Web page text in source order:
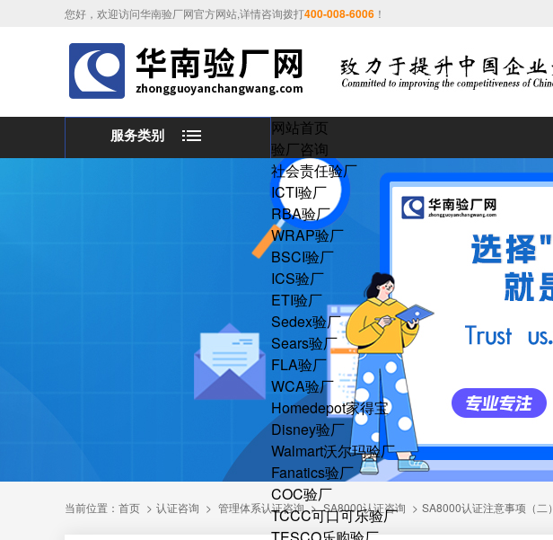
您好，欢迎访问华南验厂网官方网站,详情咨询拨打400-008-6006 ！
服务类别
网站首页
验厂咨询
社会责任验厂
ICTI验厂
RBA验厂
WRAP验厂
BSCI验厂
ICS验厂
ETI验厂
Sedex验厂
Sears验厂
FLA验厂
WCA验厂
Homedepot家得宝
Disney验厂
Walmart沃尔玛验厂
Fanatics验厂
COC验厂
TCCC可口可乐验厂
当前位置： 首页 > 认证咨询 > 管理体系认证咨询 > SA8000认证咨询 > SA8000认证注意事项（二）